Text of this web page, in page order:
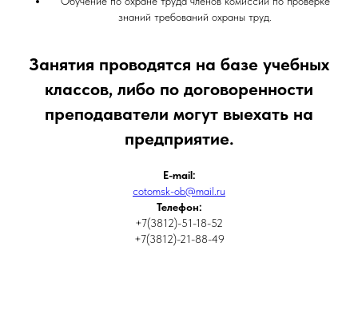
знаний требований охраны труд.
Занятия проводятся на базе учебных
классов, либо по договоренности
преподаватели могут выехать на
предприятие.
E-mail:
cotomsk-ob@mail.ru
Телефон:
+7(3812)-51-18-52
+7(3812)-21-88-49